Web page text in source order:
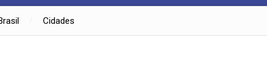
Cidades